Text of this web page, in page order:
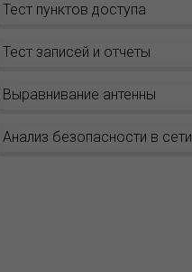
Тест пунктов доступа
Тест записей и отчеты
Выравнивание антенны
Анализ безопасности в сети